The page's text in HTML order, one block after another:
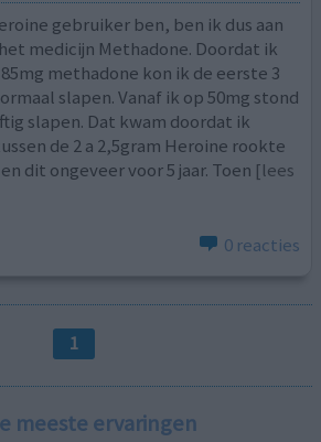
gebruiker ben, ben ik dus aan
medicijn Methadone. Doordat ik
methadone kon ik de eerste 3
slapen. Vanaf ik op 50mg stond
slapen. Dat kwam doordat ik
de 2 a 2,5gram Heroine rookte
dit ongeveer voor 5 jaar. Toen [lees
0 reacties
1
meeste ervaringen